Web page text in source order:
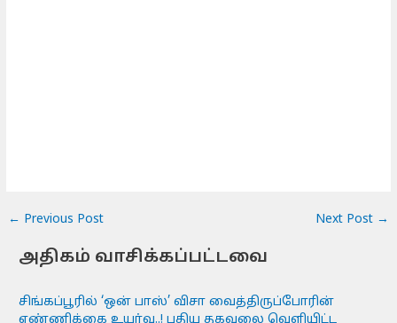
← Previous Post Next Post →
அதிகம் வாசிக்கப்பட்டவை
சிங்கப்பூரில் ‘ஒன் பாஸ்’ விசா வைத்திருப்போரின்